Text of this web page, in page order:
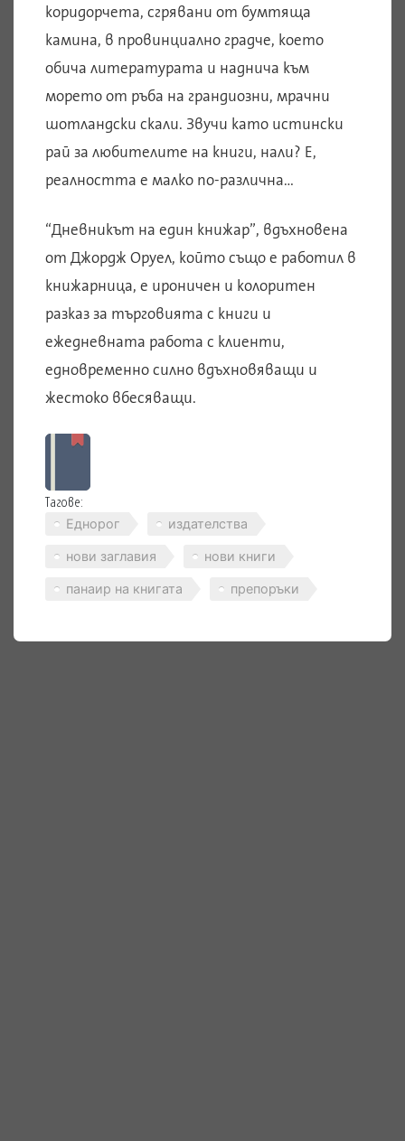
коридорчета, сгрявани от бумтяща
камина, в провинциално градче, което
обича литературата и наднича към
морето от ръба на грандиозни, мрачни
шотландски скали. Звучи като истински
рай за любителите на книги, нали? Е,
реалността е малко по-различна…
“Дневникът на един книжар”, вдъхновена
от Джордж Оруел, който също е работил в
книжарница, е ироничен и колоритен
разказ за търговията с книги и
ежедневната работа с клиенти,
едновременно силно вдъхновяващи и
жестоко вбесяващи.
Тагове:
Еднорог издателства
нови заглавия нови книги
панаир на книгата препоръки